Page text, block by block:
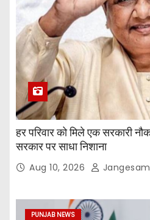
हर परिवार को मिले एक सरकारी
सरकार पर साधा निशाना
Aug 10, 2026
PUNJAB NEWS